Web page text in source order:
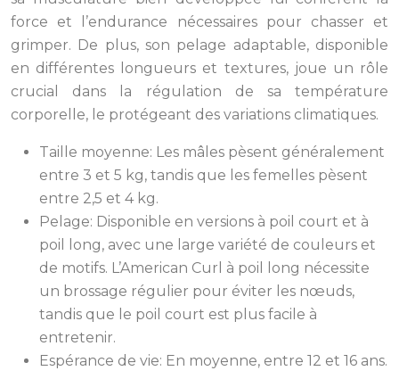
force et l’endurance nécessaires pour chasser et
grimper. De plus, son pelage adaptable, disponible
en différentes longueurs et textures, joue un rôle
crucial dans la régulation de sa température
corporelle, le protégeant des variations climatiques.
Taille moyenne: Les mâles pèsent généralement
entre 3 et 5 kg, tandis que les femelles pèsent
entre 2,5 et 4 kg.
Pelage: Disponible en versions à poil court et à
poil long, avec une large variété de couleurs et
de motifs. L’American Curl à poil long nécessite
un brossage régulier pour éviter les nœuds,
tandis que le poil court est plus facile à
entretenir.
Espérance de vie: En moyenne, entre 12 et 16 ans.